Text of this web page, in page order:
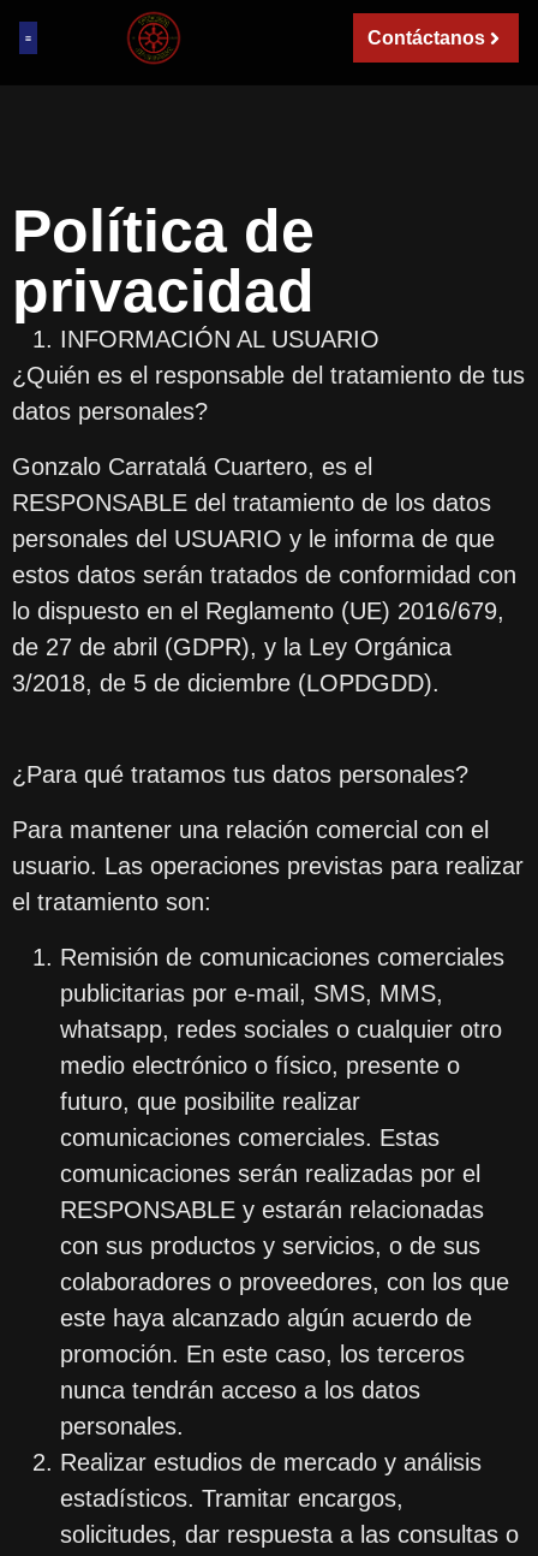
Contáctanos
Política de
privacidad
INFORMACIÓN AL USUARIO
¿Quién es el responsable del tratamiento de tus
datos personales?
Gonzalo Carratalá Cuartero, es el
RESPONSABLE del tratamiento de los datos
personales del USUARIO y le informa de que
estos datos serán tratados de conformidad con
lo dispuesto en el Reglamento (UE) 2016/679,
de 27 de abril (GDPR), y la Ley Orgánica
3/2018, de 5 de diciembre (LOPDGDD).
¿Para qué tratamos tus datos personales?
Para mantener una relación comercial con el
usuario. Las operaciones previstas para realizar
el tratamiento son:
Remisión de comunicaciones comerciales
publicitarias por e-mail, SMS, MMS,
whatsapp, redes sociales o cualquier otro
medio electrónico o físico, presente o
futuro, que posibilite realizar
comunicaciones comerciales. Estas
comunicaciones serán realizadas por el
RESPONSABLE y estarán relacionadas
con sus productos y servicios, o de sus
colaboradores o proveedores, con los que
este haya alcanzado algún acuerdo de
promoción. En este caso, los terceros
nunca tendrán acceso a los datos
personales.
Realizar estudios de mercado y análisis
estadísticos. Tramitar encargos,
solicitudes, dar respuesta a las consultas o